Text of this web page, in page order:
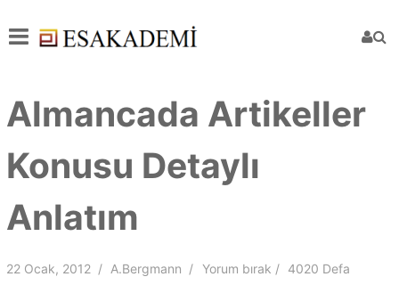
Almancada Artikeller
Konusu Detaylı
Anlatım
22 Ocak, 2012 A.Bergmann Yorum bırak
4020 Defa